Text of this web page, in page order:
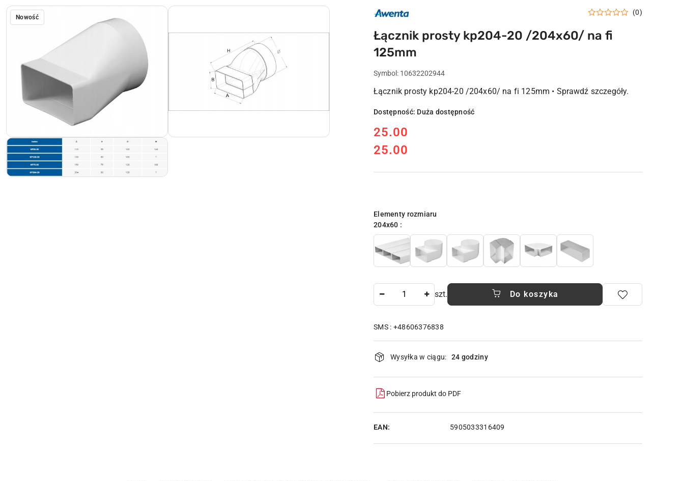
Nowość
AWENTA
POLSKI
WENTYLATORY
WENTYLACJA
(0)
Łącznik prosty kp204-20 /204x60/ na fi
125mm
Symbol: 10632202944
Łącznik prosty kp204-20 /204x60/ na fi 125mm • Sprawdź szczegóły.
Dostępność: Duża dostępność
cena:
25.00
Cena:
25.00
Wariant
Elementy rozmiaru
204x60 :
szt. Do koszyka
SMS : +48606376838
Dostępność
i
dostawa
Wysyłka w ciągu: 24 godziny
Pobierz produkt do PDF
EAN: 5905033316409